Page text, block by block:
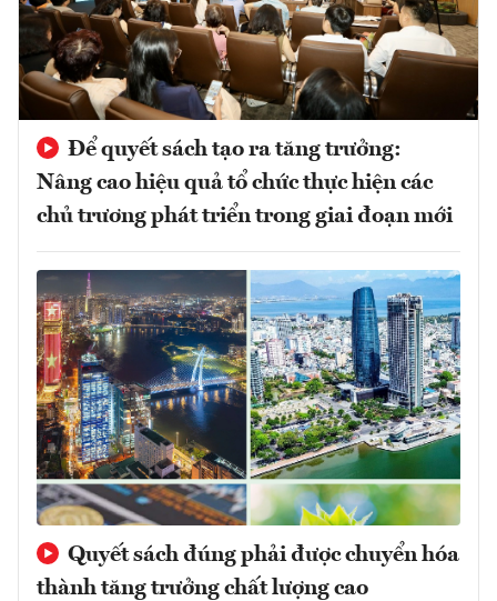
Để quyết sách tạo ra tăng trưởng:
Nâng cao hiệu quả tổ chức thực hiện các
chủ trương phát triển trong giai đoạn mới
Quyết sách đúng phải được chuyển hóa
thành tăng trưởng chất lượng cao